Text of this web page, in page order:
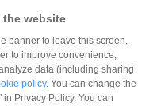
website
banner to leave this screen,
to improve convenience,
data (including sharing
policy. You can change the
Privacy Policy. You can